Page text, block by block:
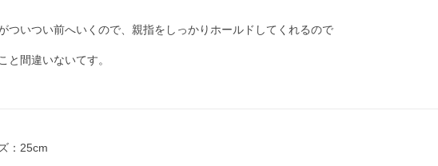
ついつい前へいくので、親指をしっかりホールドしてくれるので
と間違いないてす。
：25cm